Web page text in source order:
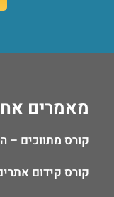
מאמרים
קורס מתווכים –
קורס קידום